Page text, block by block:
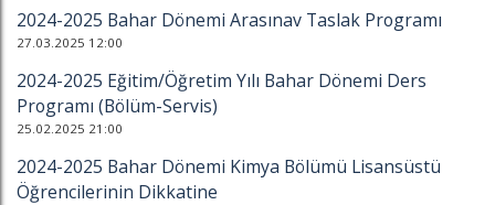
2024-2025 Bahar Dönemi Arasınav Taslak Programı
27.03.2025 12:00
2024-2025 Eğitim/Öğretim Yılı Bahar Dönemi Ders
Programı (Bölüm-Servis)
25.02.2025 21:00
2024-2025 Bahar Dönemi Kimya Bölümü Lisansüstü
Öğrencilerinin Dikkatine